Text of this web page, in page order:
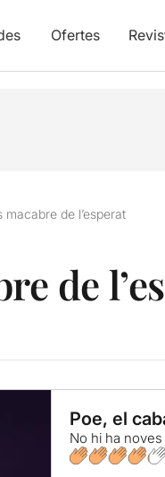
Ofertes
macabre de l’esperat
de
Poe, el
No hi ha